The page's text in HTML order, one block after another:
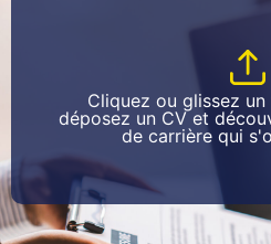
Cliquez ou glissez
déposez un CV et
de carrière qui